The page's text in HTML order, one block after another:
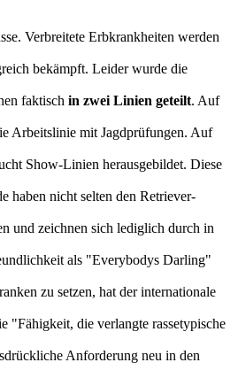
Verbreitete Erbkrankheiten werden
bekämpft. Leider wurde die
faktisch in zwei Linien geteilt. Auf
Arbeitslinie mit Jagdprüfungen. Auf
Show-Linien herausgebildet. Diese
haben nicht selten den Retriever-
und zeichnen sich lediglich durch in
als "Everybodys Darling"
zu setzen, hat der internationale
"Fähigkeit, die verlangte rassetypische
Anforderung neu in den